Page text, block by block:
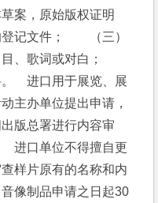
案，原始版权证明
记文件；　　（三）
目、歌词或对白；
　进口用于展览、展
主办单位提出申请，
版总署进行内容审
进口单位不得擅自更
样片原有的名称和内
像制品申请之日起30